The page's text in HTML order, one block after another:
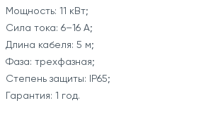
Мощность: 11 кВт;
Сила тока: 6–16 А;
Длина кабеля: 5 м;
Фаза: трехфазная;
Степень защиты: IP65;
Гарантия: 1 год.